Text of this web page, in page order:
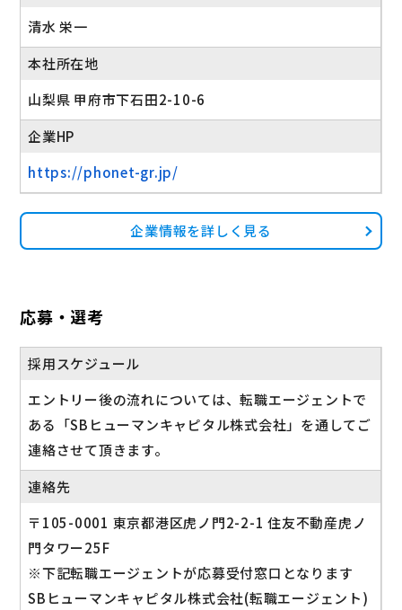
清水 栄一
本社所在地
山梨県 甲府市下石田2-10-6
企業HP
https://phonet-gr.jp/
企業情報を詳しく見る
応募・選考
採用スケジュール
エントリー後の流れについては、転職エージェントで
ある「SBヒューマンキャピタル株式会社」を通してご
連絡させて頂きます。
連絡先
〒105-0001 東京都港区虎ノ門2-2-1 住友不動産虎ノ
門タワー25F
※下記転職エージェントが応募受付窓口となります
SBヒューマンキャピタル株式会社(転職エージェント)